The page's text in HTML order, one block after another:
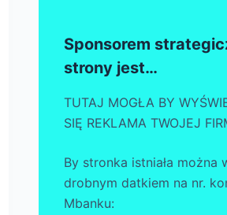
Sponsorem
strony jest…
TUTAJ MOGŁA BY
SIĘ REKLAMA TWOJEJ
By stronka istniała można
drobnym datkiem na nr.
Mbanku: